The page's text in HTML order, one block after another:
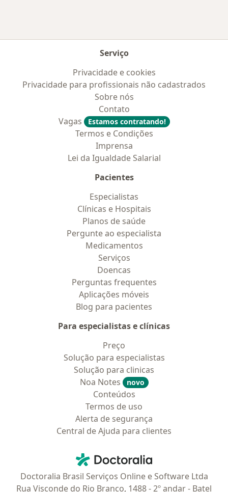
Serviço
Privacidade e cookies
Privacidade para profissionais não cadastrados
Sobre nós
Contato
Vagas
Estamos contratando!
Termos e Condições
Imprensa
Lei da Igualdade Salarial
Pacientes
Especialistas
Clínicas e Hospitais
Planos de saúde
Pergunte ao especialista
Medicamentos
Serviços
Doencas
Perguntas frequentes
Aplicações móveis
Blog para pacientes
Para especialistas e clínicas
Preço
Solução para especialistas
Solução para clinicas
Noa Notes
novo
Conteúdos
Termos de uso
Alerta de segurança
Central de Ajuda para clientes
Doctoralia - Homepage
Doctoralia Brasil Serviços Online e Software Ltda
Rua Visconde do Rio Branco, 1488 - 2º andar - Batel